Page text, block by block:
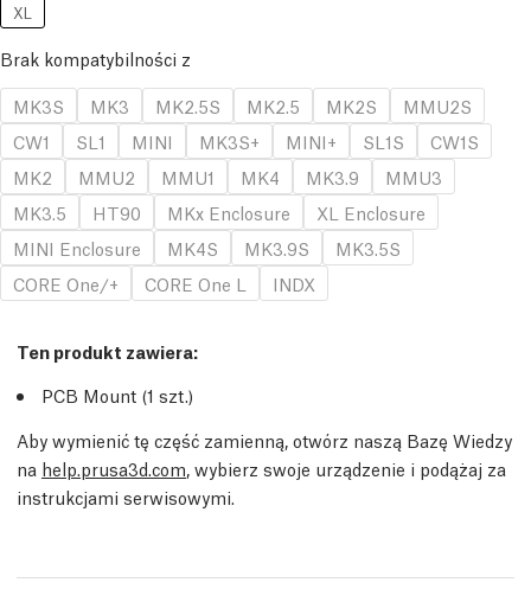
XL
Brak kompatybilności z
MK3S
MK3 MK2.5S MK2.5 MK2S
MMU2S
CW1
SL1 MINI MK3S+ MINI+ SL1S
CW1S
MK2
MMU2 MMU1 MK4 MK3.9
MMU3
MK3.5
HT90 MKx Enclosure
XL Enclosure
MINI Enclosure
MK4S MK3.9S
MK3.5S
CORE One/+
CORE One L INDX
Ten produkt zawiera:
PCB Mount (1 szt.)
Aby wymienić tę część zamienną, otwórz naszą Bazę Wiedzy
na help.prusa3d.com, wybierz swoje urządzenie i podążaj za
instrukcjami serwisowymi.